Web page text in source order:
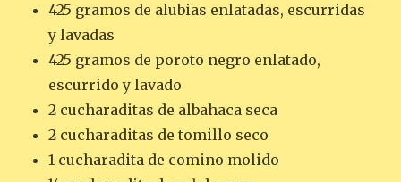
425 gramos de alubias enlatadas, escurridas
y lavadas
425 gramos de poroto negro enlatado,
escurrido y lavado
2 cucharaditas de albahaca seca
2 cucharaditas de tomillo seco
1 cucharadita de comino molido